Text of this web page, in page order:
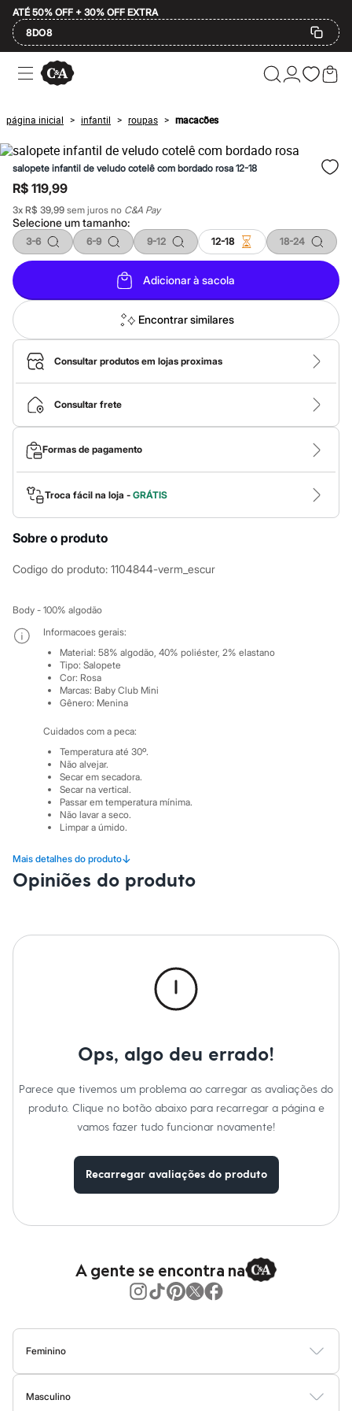
ATÉ 50% OFF + 30% OFF EXTRA
8DO8
Ofertas
Compre por Departamento
Masculino
Infantil
Calçados
Plus Size
2 calçados por R$189
2 peças por R$199
3 lingeries por R$99
3 itens de beleza por R$129
Até 20% off
Até 40% off
Até 60% off
A partir de 60% off
Feminino
Em alta
Inverno
Alfaiataria
Novidades
Roupas
Blusas e Camisetas
Básicos
Calças
Casacos e Jaquetas
Jeans
Macacões
Saias
Shorts e Bermudas
Vestidos
Acessórios
Bolsas
Bijoux
Óculos
Botas
Chinelos
Rasteirinhas
Sandálias
Sapatilhas
Marcas
Clock House
Mindset
Sawary
Yessica
Moda esportiva
Acessórios
Blusas
Calçados
Shorts e Bermudas
Tops
Moda íntima
Calcinhas
Pijamas
Sutiãs e Tops
Blusas e Camisetas
Jeans
Moda esportiva
Shorts e Saias
Roupas
Camisetas e Regatas
Acessórios
Bolsas e Mochilas
Cintos
Carteiras
Óculos
página inicial > infantil > roupas > macacões
salopete infantil de veludo cotelê com bordado rosa 12-18
R$ 119,99
3x R$ 39,99 sem juros no C&A Pay
Selecione umtamanho:
3-6 6-9 9-12 12-18 18-24
Adicionar à sacola
Encontrar similares
Consultar produtos em lojas proximas
Consultar frete
Formas de pagamento
Troca fácil na loja - GRÁTIS
Sobre o produto
Codigo do produto: 1104844-verm_escur
Body - 100% algodão
Mais detalhes do produto↓
Informacoes gerais:
Material: 58% algodão, 40% poliéster, 2% elastano
Tipo: Salopete
Cor: Rosa
Marcas: Baby Club Mini
Gênero: Menina
Cuidados com a peca:
Temperatura até 30º.
Não alvejar.
Secar em secadora.
Secar na vertical.
Passar em temperatura mínima.
Não lavar a seco.
Limpar a úmido.
Opiniões do produto
Ops, algo deu errado!
Parece que tivemos um problema ao carregar as avaliações do
produto. Clique no botão abaixo para recarregar a página e
vamos fazer tudo funcionar novamente!
Recarregar avaliações do produto
A gente se encontra na
Feminino
BlusasCalçasVestidosSaiasCasacosModa PraiaModa Íntima
Masculino